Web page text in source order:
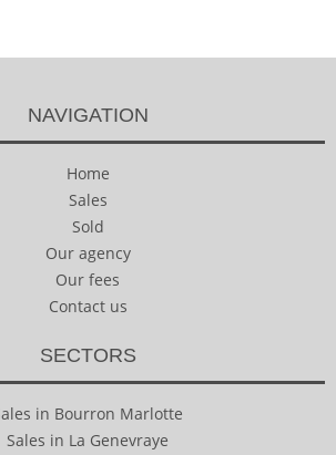
NAVIGATION
Home
Sales
Sold
Our agency
Our fees
Contact us
SECTORS
in Bourron Marlotte
Sales in La Genevraye